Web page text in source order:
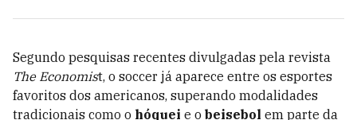
Segundo pesquisas recentes divulgadas pela revista
The Economist, o soccer já aparece entre os esportes
favoritos dos americanos, superando modalidades
tradicionais como o hóquei e o beisebol em parte da